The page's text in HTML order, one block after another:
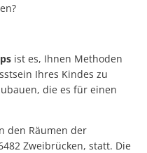
ist es, Ihnen Methoden
Ihres Kindes zu
die es für einen
den Räumen der
Zweibrücken, statt. Die